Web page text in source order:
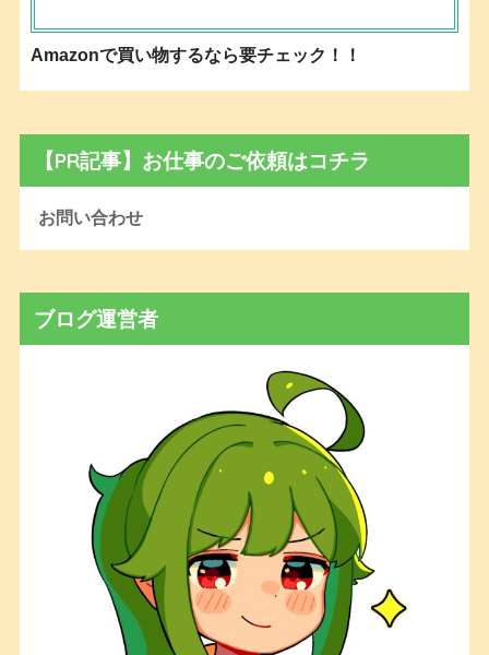
Amazonで買い物するなら要チェック！！
【PR記事】お仕事のご依頼はコチラ
お問い合わせ
ブログ運営者